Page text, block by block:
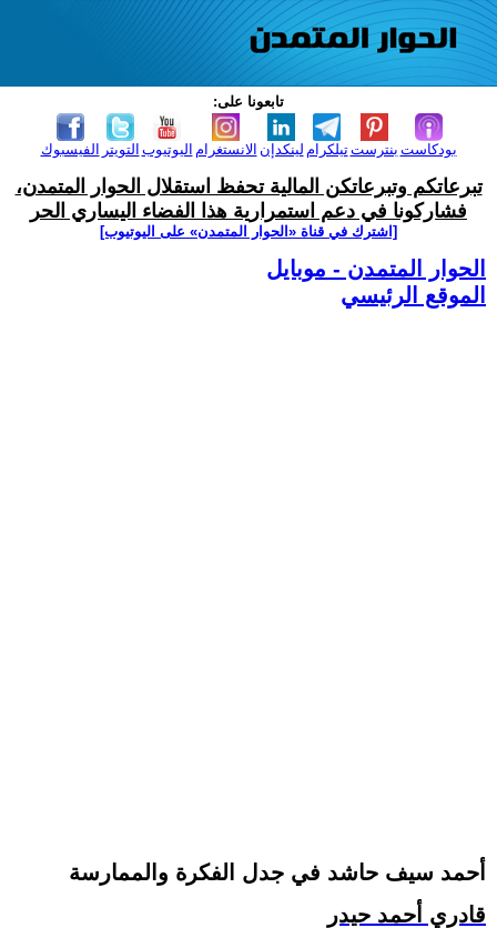
تابعونا على:
الفيسبوك التويتر اليوتيوب الانستغرام لينكدإن تيلكرامبنترست بودكاست
تبرعاتكم وتبرعاتكن المالية تحفظ استقلال الحوار المتمدن،
فشاركونا في دعم استمرارية هذا الفضاء اليساري الحر
[اشترك في قناة ‫«الحوار المتمدن» على اليوتيوب]
الحوار المتمدن - موبايل
الموقع الرئيسي
أحمد سيف حاشد في جدل الفكرة والممارسة
قادري أحمد حيدر